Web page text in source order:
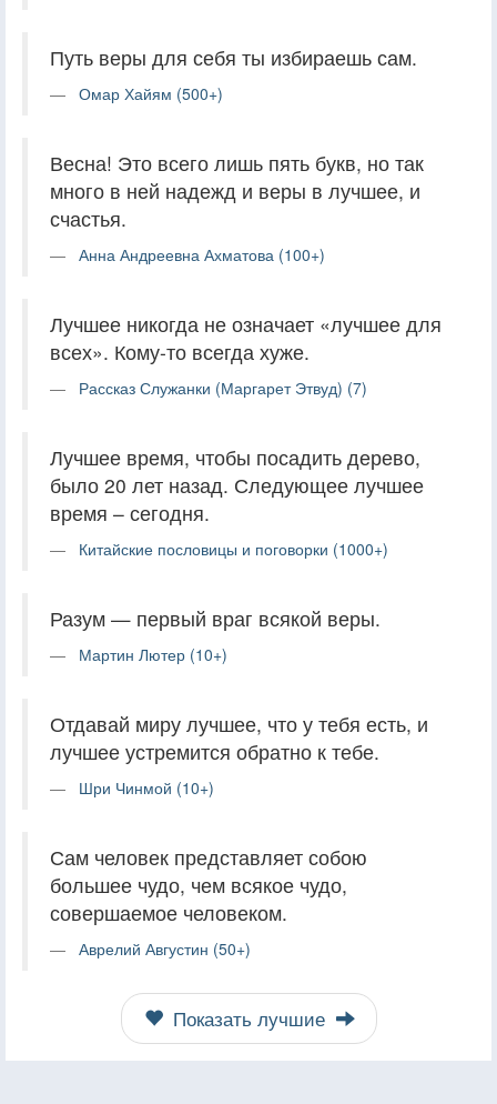
Путь веры для себя ты избираешь сам.
Омар Хайям (500+)
Весна! Это всего лишь пять букв, но так
много в ней надежд и веры в лучшее, и
счастья.
Анна Андреевна Ахматова (100+)
Лучшее никогда не означает «лучшее для
всех». Кому-то всегда хуже.
Рассказ Служанки (Маргарет Этвуд) (7)
Лучшее время, чтобы посадить дерево,
было 20 лет назад. Следующее лучшее
время – сегодня.
Китайские пословицы и поговорки (1000+)
Разум — первый враг всякой веры.
Мартин Лютер (10+)
Отдавай миру лучшее, что у тебя есть, и
лучшее устремится обратно к тебе.
Шри Чинмой (10+)
Сам человек представляет собою
большее чудо, чем всякое чудо,
совершаемое человеком.
Аврелий Августин (50+)
Показать лучшие